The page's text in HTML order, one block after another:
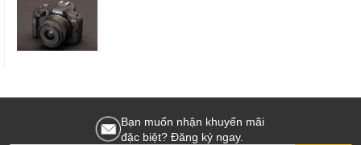
Bạn muốn nhận khuyến mãi
đặc biệt? Đăng ký ngay.